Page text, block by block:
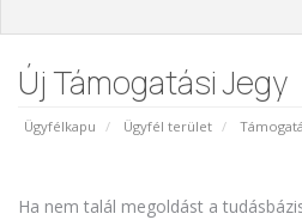
Új Támogatási Jegy
Ügyfélkapu Ügyfél terület
Ha nem talál megoldást a